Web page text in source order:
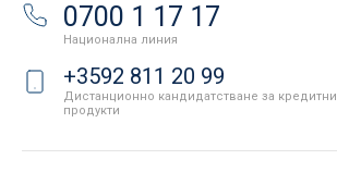
0700 1 17 17
Национална линия
+3592 811 20 99
Дистанционно кандидатстване за кредитни
продукти